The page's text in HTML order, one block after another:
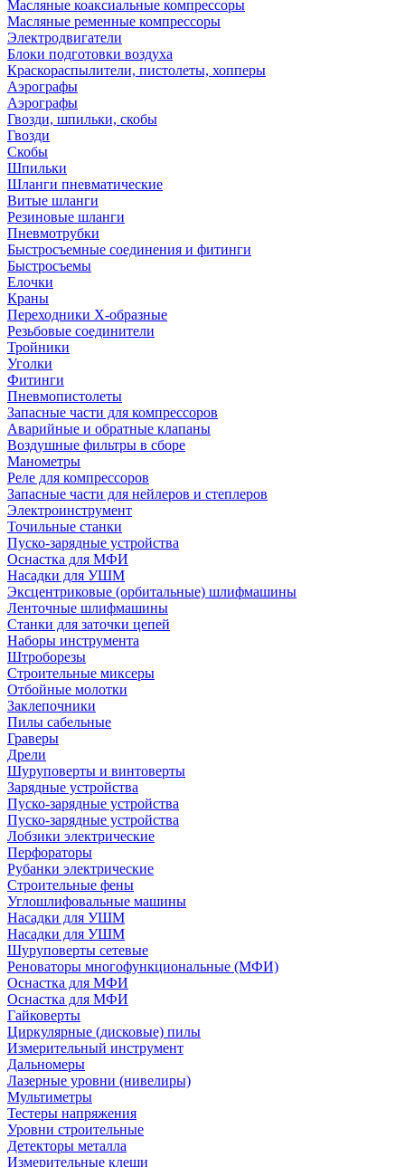
Масляные коаксиальные компрессоры
Масляные ременные компрессоры
Электродвигатели
Блоки подготовки воздуха
Краскораспылители, пистолеты, хопперы
Аэрографы
Аэрографы
Гвозди, шпильки, скобы
Гвозди
Скобы
Шпильки
Шланги пневматические
Витые шланги
Резиновые шланги
Пневмотрубки
Быстросъемные соединения и фитинги
Быстросъемы
Елочки
Краны
Переходники Х-образные
Резьбовые соединители
Тройники
Уголки
Фитинги
Пневмопистолеты
Запасные части для компрессоров
Аварийные и обратные клапаны
Воздушные фильтры в сборе
Манометры
Реле для компрессоров
Запасные части для нейлеров и степлеров
Электроинструмент
Точильные станки
Пуско-зарядные устройства
Оснастка для МФИ
Насадки для УШМ
Эксцентриковые (орбитальные) шлифмашины
Ленточные шлифмашины
Станки для заточки цепей
Наборы инструмента
Штроборезы
Строительные миксеры
Отбойные молотки
Заклепочники
Пилы сабельные
Граверы
Дрели
Шуруповерты и винтоверты
Зарядные устройства
Пуско-зарядные устройства
Пуско-зарядные устройства
Лобзики электрические
Перфораторы
Рубанки электрические
Строительные фены
Углошлифовальные машины
Насадки для УШМ
Насадки для УШМ
Шуруповерты сетевые
Реноваторы многофункциональные (МФИ)
Оснастка для МФИ
Оснастка для МФИ
Гайковерты
Циркулярные (дисковые) пилы
Измерительный инструмент
Дальномеры
Лазерные уровни (нивелиры)
Мультиметры
Тестеры напряжения
Уровни строительные
Детекторы металла
Измерительные клещи